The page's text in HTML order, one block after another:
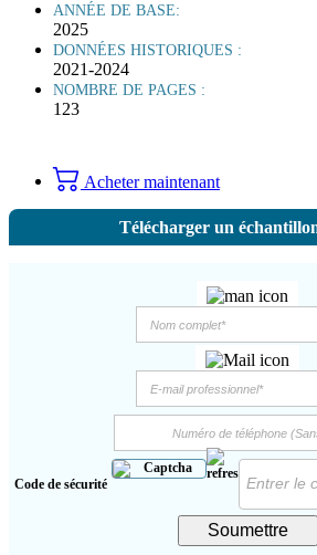
ANNÉE DE BASE:
2025
DONNÉES HISTORIQUES :
2021-2024
NOMBRE DE PAGES :
123
Acheter maintenant
Télécharger un
Code de sécurité
Soumettre